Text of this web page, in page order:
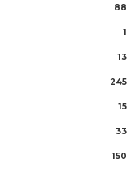
88
1
13
245
15
33
150